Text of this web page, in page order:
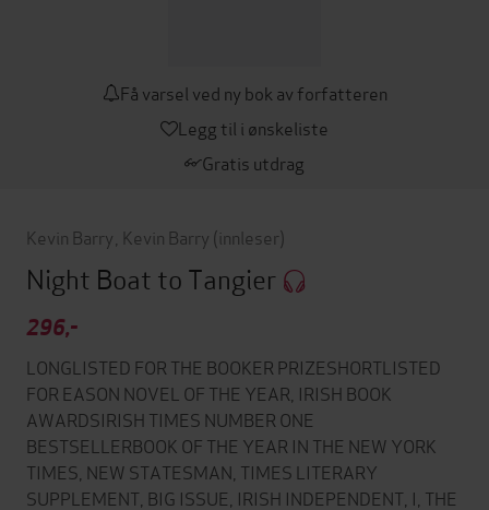
Få varsel ved ny bok av forfatteren
Legg til i ønskeliste
Gratis utdrag
Kevin Barry Kevin Barry (innleser)
Night Boat to Tangier
296,-
LONGLISTED FOR THE BOOKER PRIZESHORTLISTED
FOR EASON NOVEL OF THE YEAR, IRISH BOOK
AWARDSIRISH TIMES NUMBER ONE
BESTSELLERBOOK OF THE YEAR IN THE NEW YORK
TIMES, NEW STATESMAN, TIMES LITERARY
SUPPLEMENT, BIG ISSUE, IRISH INDEPENDENT, I, THE